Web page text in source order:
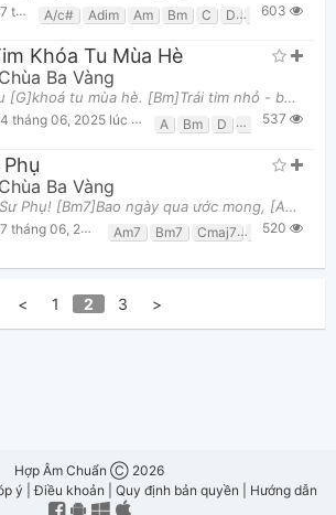
2025 lúc 12:16pm A/c# Adim Am Bm C D D/f# E/G#
603
Khóa Tu Mùa Hè
Ba Vàng
[D]Trái tim to - yêu [G]khoá tu mùa hè. [Bm]Trái tim nhỏ - bạn [A]bè thân thương. [D]Rung run
tháng 06, 2025 lúc 10:08am A Bm D G 537
Ba Vàng
[Cmaj7]Kính chào Sư Phụ! [Bm7]Bao ngày qua ước mong, [Am7]lòng chúng con rạng [D]ngời, [G]bước
06, 2025 lúc 11:56am Am7 Bm7 Cmaj7 G
520
< 1 2 3 >
Hợp Âm Chuẩn Ⓒ 2026
ý |Điều khoản Quy định bản quyền Hướng dẫn